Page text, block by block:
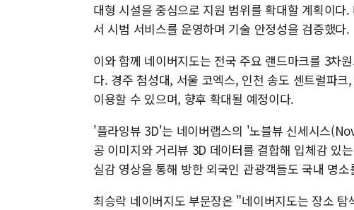
대형 시설을 중심으로 지원 범위를 확대할 계획이
서 시범 서비스를 운영하며 기술 안정성을 검증했다.
이와 함께 네이버지도는 전국 주요 랜드마크를 3차
다. 경주 첨성대, 서울 코엑스, 인천 송도 센트럴파
이용할 수 있으며, 향후 확대될 예정이다.
'플라잉뷰 3D'는 네이버랩스의 '노블뷰 신세시스
공 이미지와 거리뷰 3D 데이터를 결합해 입체감 있
실감 영상을 통해 방한 외국인 관광객들도 국내 명
최승락 네이버지도 부문장은 "네이버지도는 장소